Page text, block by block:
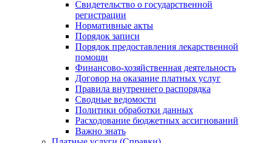
Свидетельство о государственной
регистрации
Нормативные акты
Порядок записи
Порядок предоставления лекарственной
помощи
Финансово-хозяйственная деятельность
Договор на оказание платных услуг
Правила внутреннего распорядка
Сводные ведомости
Политики обработки данных
Расходование бюджетных ассигнований
Важно знать